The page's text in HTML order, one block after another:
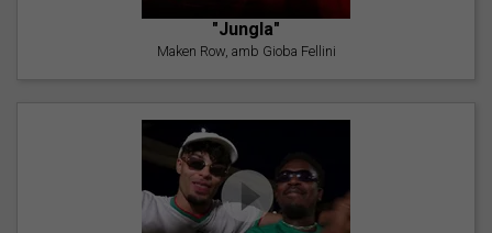
"Jungla"
Maken Row, amb Gioba Fellini